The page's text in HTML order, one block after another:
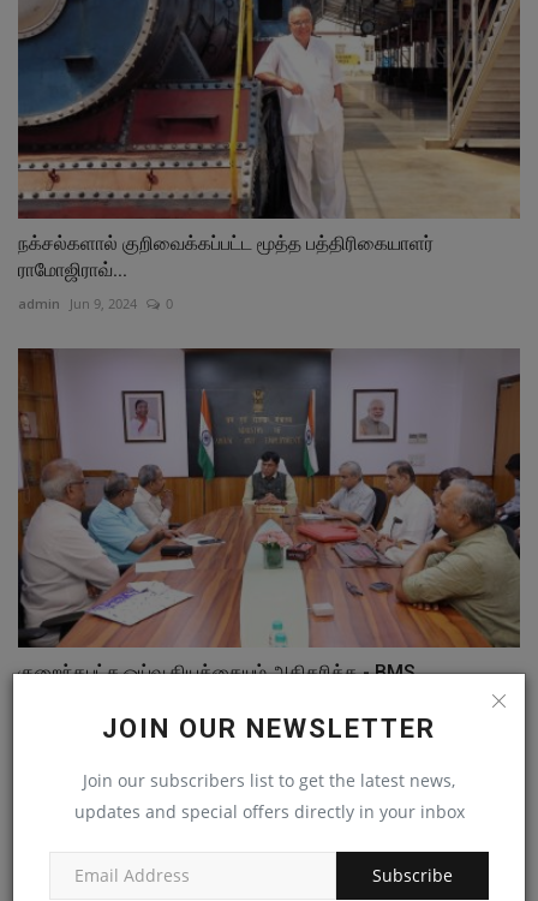
JOIN OUR NEWSLETTER
Join our subscribers list to get the latest news,
updates and special offers directly in your inbox
Subscribe
நக்சல்களால் குறிவைக்கப்பட்ட மூத்த பத்திரிகையாளர்
ராமோஜிராவ்...
admin Jun 9, 2024 0
குறைந்தபட்ச ஓய்வூதியத்தையும் அதிகரிக்க - BMS
Jul 11, 2024